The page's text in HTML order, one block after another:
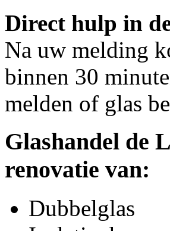
Direct hulp in
Na uw melding
binnen 30
melden of glas
Glashandel de
renovatie van:
Dubbelglas